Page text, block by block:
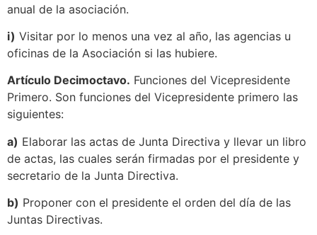
anual de la asociación.
i) Visitar por lo menos una vez al año, las agencias u
oficinas de la Asociación si las hubiere.
Artículo Decimoctavo. Funciones del Vicepresidente
Primero. Son funciones del Vicepresidente primero las
siguientes:
a) Elaborar las actas de Junta Directiva y llevar un libro
de actas, las cuales serán firmadas por el presidente y
secretario de la Junta Directiva.
b) Proponer con el presidente el orden del día de las
Juntas Directivas.